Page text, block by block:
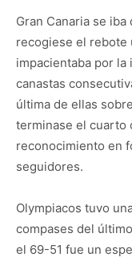
Gran Canaria se
recogiese el rebote
impacientaba por la
canastas
última de ellas
terminase el cuarto
reconocimiento en
seguidores.
Olympiacos tuvo
compases del
el 69-51 fue un